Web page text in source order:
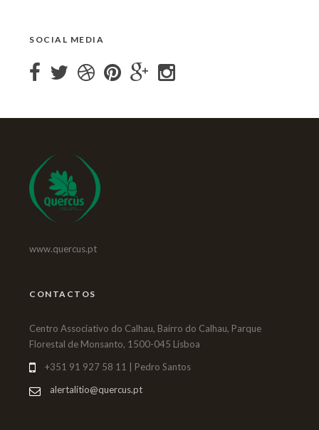
SOCIAL MEDIA
www.quercus.pt
CONTACTOS
Centro Associativo do Calhau, Bairro do Calhau, Parque
Florestal de Monsanto, 1500-045 Lisboa
+351 91 927 58 11 | Pedro Santos
alertalitio@quercus.pt